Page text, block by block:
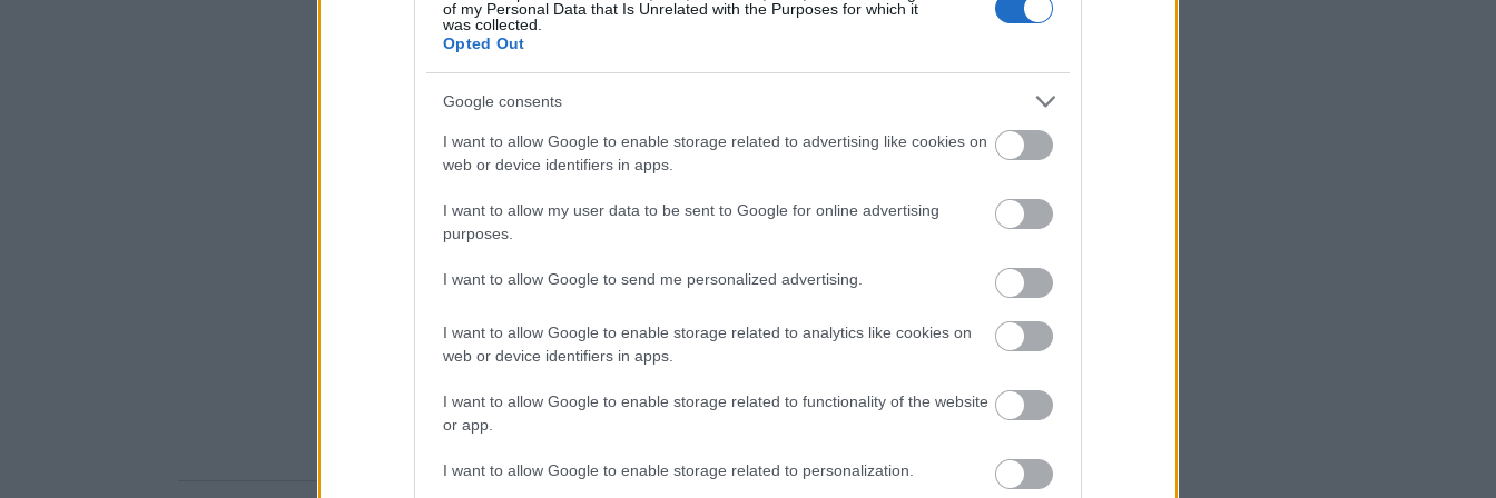
of my Personal Data that Is Unrelated with the Purposes for which it
was collected.
Opted Out
Google consents
I want to allow Google to enable storage related to advertising like cookies on
web or device identifiers in apps.
I want to allow my user data to be sent to Google for online advertising
purposes.
I want to allow Google to send me personalized advertising.
I want to allow Google to enable storage related to analytics like cookies on
web or device identifiers in apps.
I want to allow Google to enable storage related to functionality of the website
or app.
I want to allow Google to enable storage related to personalization.
Καρτάλης: Η Ευρώπη θερμαίνεται
10:28 ΠΑΣΟΚ: Η «Εστία» ανάλωσε τη μισή
ύλη της για να μην πει απολύτως
φαντασιόπληκτο ρεπορτάζ της
οποιοδήποτε εκ νέου άνοιγμα των
Στενών του Ορμούζ
επαγγελματίες ψαράδες ο αλιευτικός
τουρισμός
09:35
Το κομμάτι πύραυλου που
προσέκρουσε στη Σελήνη γίνεται
επιστήμονες
ζήτημα των πινακίδων κυκλοφορίας
Τράπεζες: Στα 15 δισ. ευρώ ο στόχος